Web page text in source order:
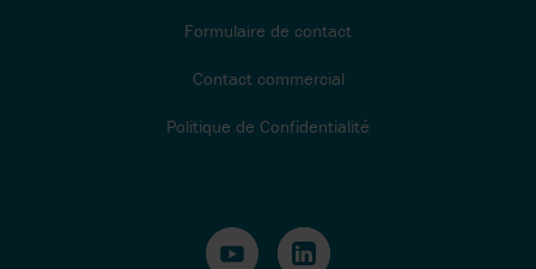
Formulaire de contact
Contact commercial
Politique de Confidentialité